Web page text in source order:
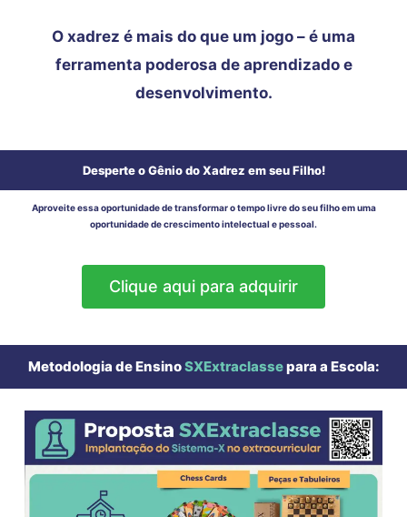
O xadrez é mais do que um jogo – é uma
ferramenta poderosa de aprendizado e
desenvolvimento.
Desperte o Gênio do Xadrez em seu Filho!
Aproveite essa oportunidade de transformar o tempo livre do seu filho em uma
oportunidade de crescimento intelectual e pessoal.
Clique aqui para adquirir
Metodologia de EnsinoSXExtraclassepara a Escola: